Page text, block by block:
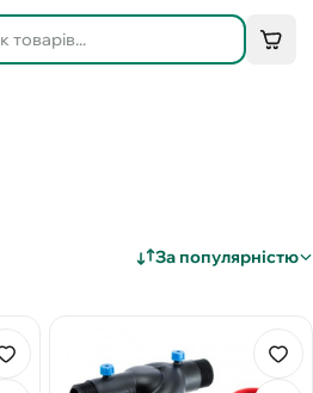
За популярністю